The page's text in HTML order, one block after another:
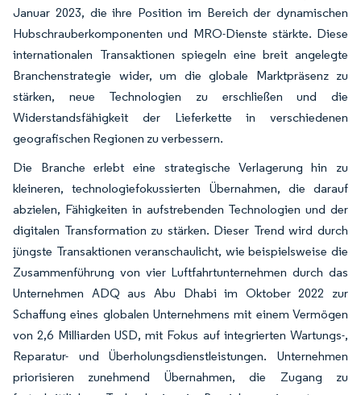
Januar 2023, die ihre Position im Bereich der dynamischen
Hubschrauberkomponenten und MRO-Dienste stärkte. Diese
internationalen Transaktionen spiegeln eine breit angelegte
Branchenstrategie wider, um die globale Marktpräsenz zu
stärken, neue Technologien zu erschließen und die
Widerstandsfähigkeit der Lieferkette in verschiedenen
geografischen Regionen zu verbessern.
Die Branche erlebt eine strategische Verlagerung hin zu
kleineren, technologiefokussierten Übernahmen, die darauf
abzielen, Fähigkeiten in aufstrebenden Technologien und der
digitalen Transformation zu stärken. Dieser Trend wird durch
jüngste Transaktionen veranschaulicht, wie beispielsweise die
Zusammenführung von vier Luftfahrtunternehmen durch das
Unternehmen ADQ aus Abu Dhabi im Oktober 2022 zur
Schaffung eines globalen Unternehmens mit einem Vermögen
von 2,6 Milliarden USD, mit Fokus auf integrierten Wartungs-,
Reparatur- und Überholungsdienstleistungen. Unternehmen
priorisieren zunehmend Übernahmen, die Zugang zu